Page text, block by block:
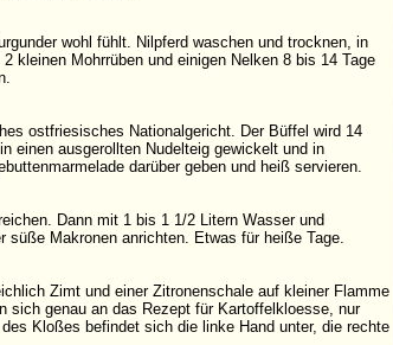
wohl fühlt. Nilpferd waschen und trocknen, in
kleinen Mohrrüben und einigen Nelken 8 bis 14 Tage
ostfriesisches Nationalgericht. Der Büffel wird 14
einen ausgerollten Nudelteig gewickelt und in
darüber geben und heiß servieren.
Dann mit 1 bis 1 1/2 Litern Wasser und
Makronen anrichten. Etwas für heiße Tage.
Zimt und einer Zitronenschale auf kleiner Flamme
sich genau an das Rezept für Kartoffelkloesse, nur
Kloßes befindet sich die linke Hand unter, die rechte